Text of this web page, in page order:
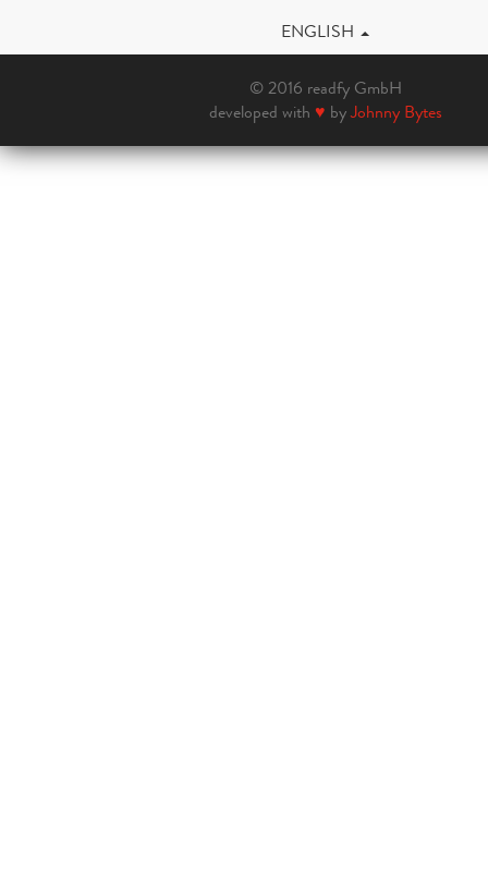
ENGLISH
© 2016 readfy GmbH
developed with ♥ byJohnny Bytes